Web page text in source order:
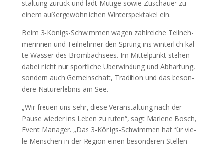
stal­tung zurück und lädt Muti­ge sowie Zuschau­er zu
einem außer­ge­wöhn­li­chen Win­ter­spek­ta­kel ein.
Beim 3‑Kö­nigs-Schwim­men wagen zahl­rei­che Teil­neh­
me­rin­nen und Teil­neh­mer den Sprung ins win­ter­lich kal­
te Was­ser des Brom­b­ach­sees. Im Mit­tel­punkt ste­hen
dabei nicht nur sport­li­che Über­win­dung und Abhär­tung,
son­dern auch Gemein­schaft, Tra­di­ti­on und das beson­
de­re Natur­er­leb­nis am See.
„Wir freu­en uns sehr, die­se Ver­an­stal­tung nach der
Pau­se wie­der ins Leben zu rufen“, sagt Mar­le­ne Bosch,
Event Mana­ger. „Das 3‑Kö­nigs-Schwim­men hat für vie­
le Men­schen in der Regi­on einen beson­de­ren Stel­len­